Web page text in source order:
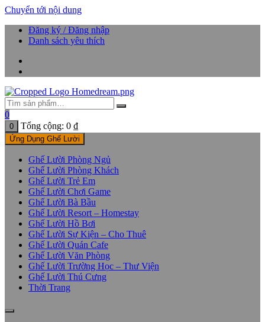
Chuyển tới nội dung
Đăng ký / Đăng nhập
Danh sách yêu thích
0
0 Tổng cộng: 0 ₫
Ứng Dụng Ghế Lười
Ghế Lười Phòng Ngủ
Ghế Lười Phòng Khách
Ghế Lười Trẻ Em
Ghế Lười Chơi Game
Ghế Lười Bà Bầu
Ghế Lười Resort – Homestay
Ghế Lười Hồ Bơi
Ghế Lười Sự Kiện – Cho Thuê
Ghế Lười Quán Cafe
Ghế Lười Văn Phòng
Ghế Lười Trường Học – Thư Viện
Ghế Lười Thú Cưng
Thời Trang